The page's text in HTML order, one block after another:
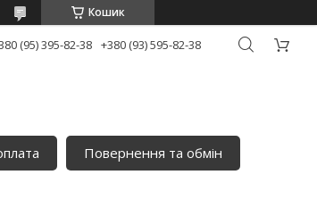
Кошик
(95) 395-82-38 +380 (93) 595-82-38
Повернення та обмін